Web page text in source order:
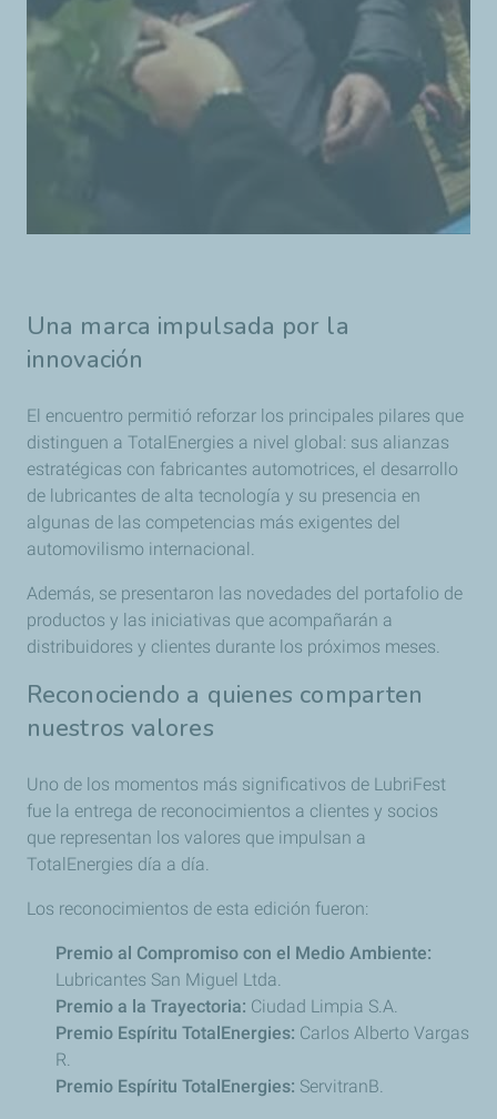
Una marca impulsada por la
innovación
El encuentro permitió reforzar los principales pilares que
distinguen a TotalEnergies a nivel global: sus alianzas
estratégicas con fabricantes automotrices, el desarrollo
de lubricantes de alta tecnología y su presencia en
algunas de las competencias más exigentes del
automovilismo internacional.
Además, se presentaron las novedades del portafolio de
productos y las iniciativas que acompañarán a
distribuidores y clientes durante los próximos meses.
Reconociendo a quienes comparten
nuestros valores
Uno de los momentos más significativos de LubriFest
fue la entrega de reconocimientos a clientes y socios
que representan los valores que impulsan a
TotalEnergies día a día.
Los reconocimientos de esta edición fueron:
Premio al Compromiso con el Medio Ambiente:
Lubricantes San Miguel Ltda.
Premio a la Trayectoria: Ciudad Limpia S.A.
Premio Espíritu TotalEnergies: Carlos Alberto Vargas
R.
Premio Espíritu TotalEnergies: ServitranB.